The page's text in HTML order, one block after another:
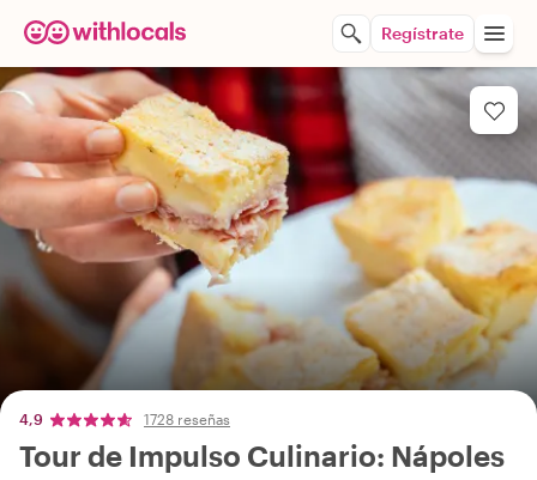
Regístrate
4,9 1728 reseñas
Tour de Impulso Culinario: Nápoles